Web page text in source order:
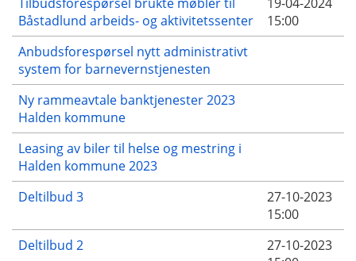
Båstadlund arbeids- og aktivitetssenter
15:00
Anbudsforespørsel nytt administrativt
system for barnevernstjenesten
Ny rammeavtale banktjenester 2023
Halden kommune
Leasing av biler til helse og mestring i
Halden kommune 2023
Deltilbud 3
27-10-2023
15:00
Deltilbud 2
27-10-2023